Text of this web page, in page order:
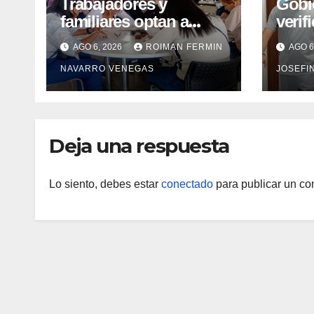
Trabajadores y
familiares optan a
carreras universitarias
mediante convenio
entre MinSalud y la
UCV
AGO 6, 2026 ROIMAN FERMIN
NAVARRO VENEGAS
enAGO
Deja una respuesta
Lo siento, debes estar conectado para publicar un